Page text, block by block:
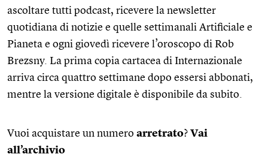
ascoltare tutti podcast, ricevere la newsletter
quotidiana di notizie e quelle settimanali Artificiale e
Pianeta e ogni giovedì ricevere l’oroscopo di Rob
Brezsny. La prima copia cartacea di Internazionale
arriva circa quattro settimane dopo essersi abbonati,
mentre la versione digitale è disponibile da subito.
Vuoi acquistare un numero arretrato? Vai
all’archivio